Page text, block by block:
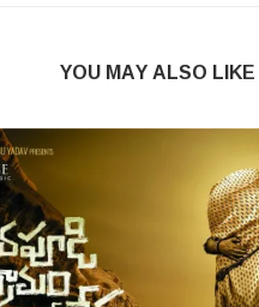
YOU MAY ALSO LIKE